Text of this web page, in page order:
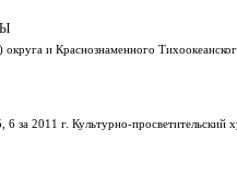
и Краснознаменного
2011 г. Культурно-просветительский